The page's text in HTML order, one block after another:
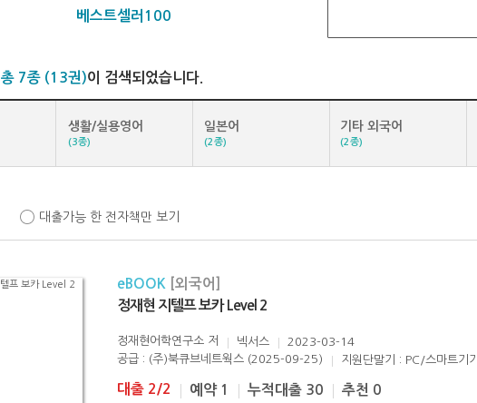
베스트셀러100
총 7종 (13권)이 검색되었습니다.
생활/실용영어
(3종)
일본어
(2종)
기타 외국어
(2종)
대출가능 한 전자책만 보기
eBOOK
[외국어]
정재현 지텔프 보카 Level 2
정재현어학연구소 저 넥서스
2023-03-14
공급 : (주)북큐브네트웍스 (2025-09-25)
지원단말기 : PC/스마트기기
대출 2/2 예약 1 누적대출 30 추천 0